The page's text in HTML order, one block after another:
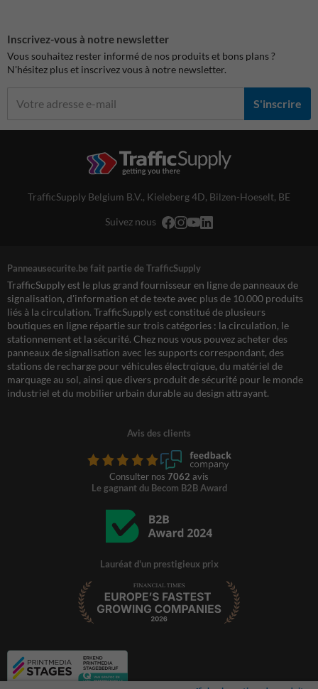
Inscrivez-vous à notre newsletter
Vous souhaitez rester informé de nos produits et bons plans ?
N'hésitez plus et inscrivez vous à notre newsletter.
S'inscrire
TrafficSupply Belgium B.V., Kieleberg 4D, Bilzen-Hoeselt, BE
Suivez nous
Panneausecurite.be fait partie de TrafficSupply
TrafficSupply est le plus grand fournisseur en ligne de panneaux de
signalisation, d'information et de texte avec plus de 10.000 produits
liés à la circulation. TrafficSupply est constitué de plusieurs
boutiques en ligne répartie sur trois catégories : la circulation, le
stationnement et la sécurité. Chez nous vous pouvez acheter des
panneaux de signalisation avec les supports correspondant, des
stations de recharge pour véhicules électrqique, du matériel de
marquage au sol, ainsi que divers produit de sécurité pour le monde
industriel et du mobilier urbain durable au design attrayant.
Avis des clients
Consulter nos 7062 avis
Le gagnant du Becom B2B Award
Lauréat d'un prestigieux prix